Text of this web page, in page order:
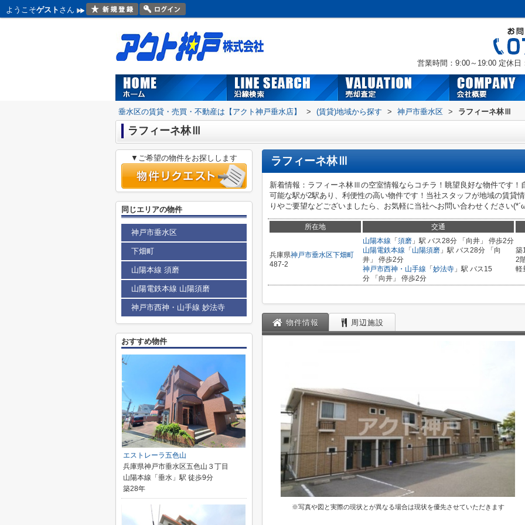
ようこそゲスト さん
営業時間：9:00～19:00 定休日
垂水区の賃貸・売買・不動産は【アクト神戸垂水店】 > (賃貸)地域から探す > 神戸市垂水区 > ラフィーネ林Ⅲ
ラフィーネ林Ⅲ
ラフィーネ林Ⅲ
新着情報：ラフィーネ林Ⅲの空室情報ならコチラ！眺望良好な物件です！
可能な駅が2駅あり、利便性の高い物件です！当社スタッフが地域の賃貸
りやご要望などございましたら、お気軽に当社へお問い合わせください
所在地 交通
兵庫県神戸市垂水区下畑町
487-2
山陽本線 「 須磨 」駅 バス28分 「向井」 停歩2分
山陽電鉄本線 「 山陽須磨 」駅 バス28分 「向
井」 停歩2分
神戸市西神・山手線 「 妙法寺 」駅 バス15
分 「向井」 停歩2分
築
2
軽
物件情報 周辺施設
※写真や図と実際の現状とが異なる場合は現状を優先させていただきます
▼ご希望の物件をお探しします
同じエリアの物件
神戸市垂水区
下畑町
山陽本線 須磨
山陽電鉄本線 山陽須磨
神戸市西神・山手線 妙法寺
おすすめ物件
エストレーラ五色山
兵庫県神戸市垂水区五色山３丁目
山陽本線「垂水」駅 徒歩9分
築28年